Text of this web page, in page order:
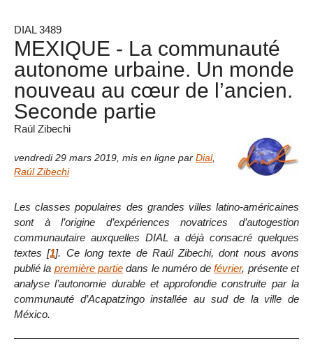
DIAL 3489
MEXIQUE - La communauté
autonome urbaine. Un monde
nouveau au cœur de l’ancien.
Seconde partie
Raúl Zibechi
vendredi 29 mars 2019 mis en ligne par Dial,
Raúl Zibechi
Les classes populaires des grandes villes latino-américaines
sont à l’origine d’expériences novatrices d’autogestion
communautaire auxquelles DIAL a déjà consacré quelques
textes [1]. Ce long texte de Raúl Zibechi, dont nous avons
publié la première partiedans le numéro defévrier, présente et
analyse l’autonomie durable et approfondie construite par la
communauté d’Acapatzingo installée au sud de la ville de
México.